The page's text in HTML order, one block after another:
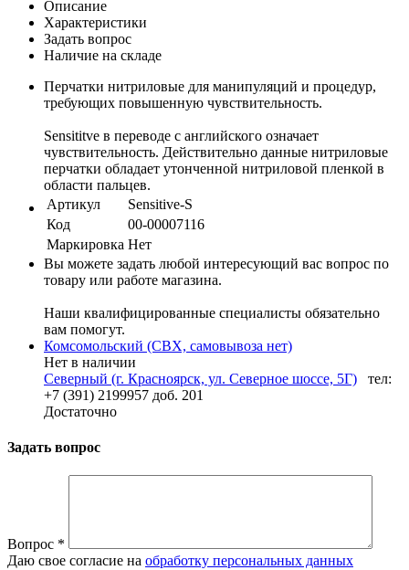
Описание
Характеристики
Задать вопрос
Наличие на складе
Перчатки нитриловые для манипуляций и процедур,
требующих повышенную чувствительность.
Sensititve в переводе с английского означает
чувствительность. Действительно данные нитриловые
перчатки обладает утонченной нитриловой пленкой в
области пальцев.
Артикул
Sensitive-S
Код
00-00007116
Маркировка Нет
Вы можете задать любой интересующий вас вопрос по
товару или работе магазина.
Наши квалифицированные специалисты обязательно
вам помогут.
Комсомольский (СВХ, самовывоза нет)
Нет в наличии
Северный (г. Красноярск, ул. Северное шоссе, 5Г)
тел:
+7 (391) 2199957 доб. 201
Достаточно
Задать вопрос
Вопрос *
Даю свое согласие на обработку персональных данных